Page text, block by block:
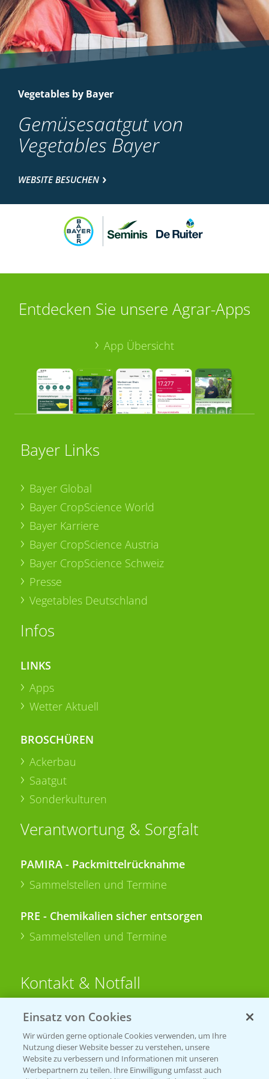
Vegetables by Bayer
Gemüsesaatgut von
Vegetables Bayer
WEBSITE BESUCHEN
Entdecken Sie unsere Agrar-Apps
App Übersicht
Bayer Links
Bayer Global
Bayer CropScience World
Bayer Karriere
Bayer CropScience Austria
Bayer CropScience Schweiz
Presse
Vegetables Deutschland
Infos
LINKS
Apps
Wetter Aktuell
BROSCHÜREN
Ackerbau
Saatgut
Sonderkulturen
Verantwortung & Sorgfalt
PAMIRA - Packmittelrücknahme
Sammelstellen und Termine
PRE - Chemikalien sicher entsorgen
Sammelstellen und Termine
Kontakt & Notfall
Beratung auf WhatsApp
T.+49 (0)174 346 564 1
KONTAKT
Einsatz von Cookies
Wir würden gerne optionale Cookies verwenden, um Ihre
Nutzung dieser Website besser zu verstehen, unsere
Website zu verbessern und Informationen mit unseren
Werbepartnern zu teilen. Ihre Einwilligung umfasst auch